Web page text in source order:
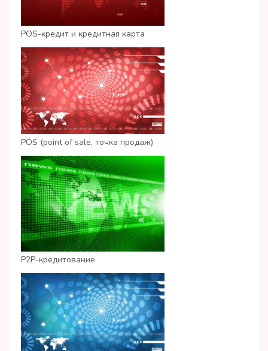
POS-кредит и кредитная карта
POS (point of sale, точка продаж)
P2P-кредитование